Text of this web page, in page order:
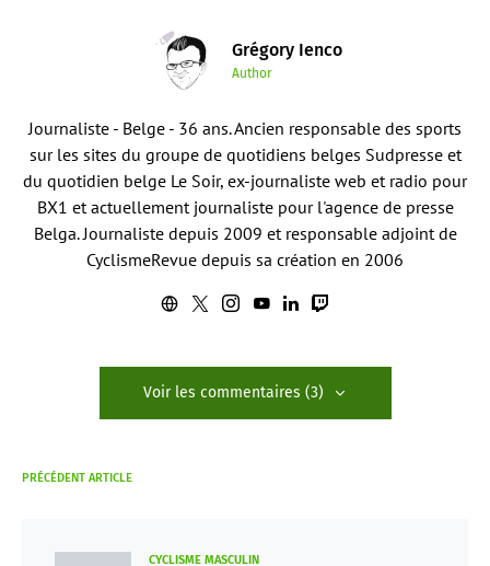
Grégory Ienco
Author
Journaliste - Belge - 36 ans. Ancien responsable des sports
sur les sites du groupe de quotidiens belges Sudpresse et
du quotidien belge Le Soir, ex-journaliste web et radio pour
BX1 et actuellement journaliste pour l'agence de presse
Belga. Journaliste depuis 2009 et responsable adjoint de
CyclismeRevue depuis sa création en 2006
Voir les commentaires (3)
PRÉCÉDENT ARTICLE
CYCLISME MASCULIN